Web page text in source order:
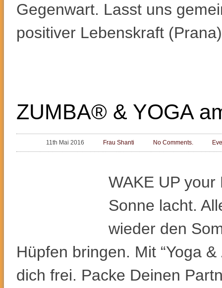
Gegenwart. Lasst uns
positiver Lebenskraft
ZUMBA® & YOGA
11th Mai 2016 Frau Shanti No Comments.
WAKE UP your
Sonne lacht.
wieder den
Hüpfen bringen. Mit “Yoga
dich frei. Packe Deinen